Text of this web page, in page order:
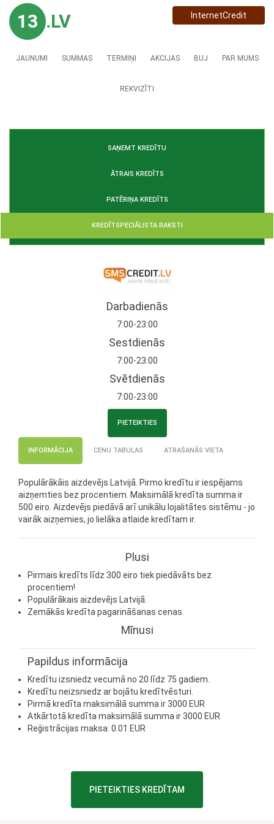
13 .LV InternetCredit
JAUNUMI SUMMAS TERMIŅI AKCIJAS BUJ PAR MUMS
REKVIZĪTI
SAŅEMT KREDĪTU
ĀTRAIS KREDĪTS
PATĒRIŅA KREDĪTS
KREDĪTSPECIĀLISTA RAKSTI
Darbadienās
7:00-23:00
Sestdienās
7:00-23:00
Svētdienās
7:00-23:00
PIETEIKTIES
INFORMĀCIJA CENU TABULAS ATRAŠANĀS VIETA
Populārākāis aizdevējs Latvijā. Pirmo kredītu ir iespējams
aizņemties bez procentiem. Maksimālā kredīta summa ir
500 eiro. Aizdevējs piedāvā arī unikālu lojalitātes sistēmu - jo
vairāk aizņemies, jo lielāka atlaide kredītam ir.
Plusi
Pirmais kredīts līdz 300 eiro tiek piedāvāts bez
procentiem!
Populārākais aizdevējs Latvijā.
Zemākās kredīta pagarināšanas cenas.
Mīnusi
Papildus informācija
Kredītu izsniedz vecumā no 20 līdz 75 gadiem.
Kredītu neizsniedz ar bojātu kredītvēsturi.
Pirmā kredīta maksimālā summa ir 3000 EUR
Atkārtotā kredīta maksimālā summa ir 3000 EUR
Reģistrācijas maksa: 0.01 EUR
PIETEIKTIES KREDĪTAM